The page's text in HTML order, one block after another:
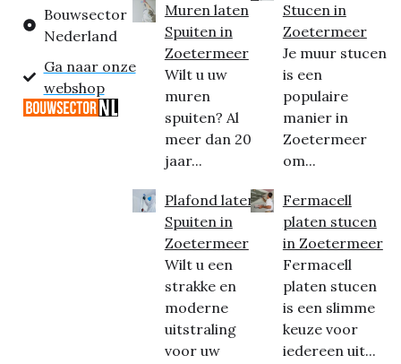
Bouwsector
Nederland
Ga naar onze
webshop
Muren laten
Spuiten in
Zoetermeer
Wilt u uw
muren
spuiten? Al
meer dan 20
jaar...
Plafond laten
Spuiten in
Zoetermeer
Wilt u een
strakke en
moderne
uitstraling
voor uw
Stucen in
Zoetermeer
Je muur stucen
is een
populaire
manier in
Zoetermeer
om...
Fermacell
platen stucen
in Zoetermeer
Fermacell
platen stucen
is een slimme
keuze voor
iedereen uit...